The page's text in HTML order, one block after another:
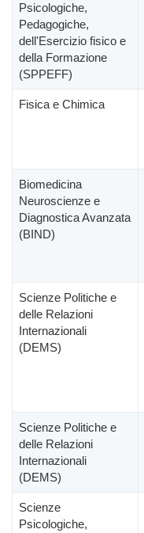
Psicologiche,
Pedagogiche,
dell'Esercizio fisico e
della Formazione
(SPPEFF)
Fisica e Chimica
Biomedicina
Neuroscienze e
Diagnostica Avanzata
(BIND)
Scienze Politiche e
delle Relazioni
Internazionali
(DEMS)
Scienze Politiche e
delle Relazioni
Internazionali
(DEMS)
Scienze
Psicologiche,